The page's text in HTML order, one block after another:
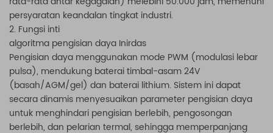
persyaratan keandalan tingkat industri.
2. Fungsi inti
algoritma pengisian daya Inirdas
Pengisian daya menggunakan mode PWM (modulasi lebar
pulsa), mendukung baterai timbal-asam 24V
(basah/AGM/gel) dan baterai lithium. Sistem ini dapat
secara dinamis menyesuaikan parameter pengisian daya
untuk menghindari pengisian berlebih, pengosongan
berlebih, dan pelarian termal, sehingga memperpanjang